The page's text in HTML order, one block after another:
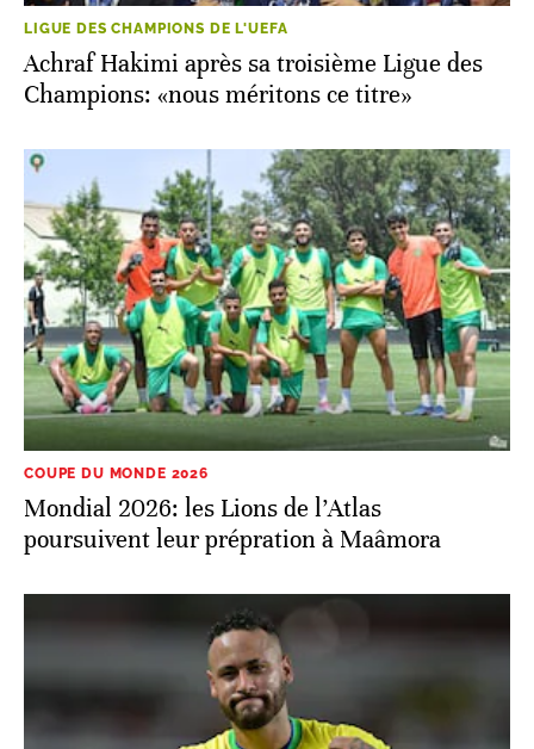
LIGUE DES CHAMPIONS DE L'UEFA
Achraf Hakimi après sa troisième Ligue des
Champions: «nous méritons ce titre»
COUPE DU MONDE 2026
Mondial 2026: les Lions de l’Atlas
poursuivent leur prépration à Maâmora